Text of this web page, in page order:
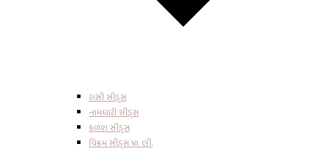
રાસી સીડ્સ
નામધારી સીડ્સ
કળશ સીડ્સ
વિક્રમ સીડ્સ પ્રા. લી.